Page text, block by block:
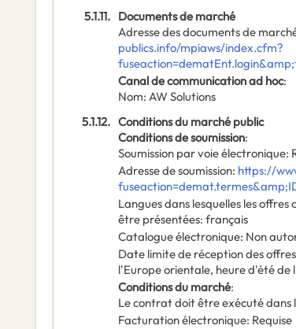
5.1.11. Documents de marché
Adresse des documents de
publics.info/mpiaws/index.cfm?
Canal de communication ad hoc:
Nom: AW Solutions
5.1.12. Conditions du marché public
Conditions de soumission:
Soumission par voie électronique:
Adresse de soumission: https://
Langues dans lesquelles les
être présentées: français
Catalogue électronique: Non
Date limite de réception des offres
l'Europe orientale, heure d'été de
Conditions du marché:
Le contrat doit être exécuté dans
Facturation électronique: Requise